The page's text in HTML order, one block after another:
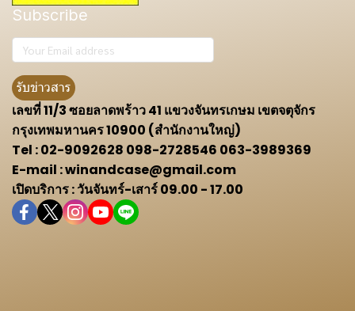
Subscribe
รับข่าวสาร
เลขที่ 11/3 ซอยลาดพร้าว 41 แขวงจันทรเกษม เขตจตุจักร
กรุงเทพมหานคร 10900 (สำนักงานใหญ่)
Tel : 02-9092628 098-2728546 063-3989369
E-mail : winandcase@gmail.com
เปิดบริการ : วันจันทร์-เสาร์ 09.00 - 17.00